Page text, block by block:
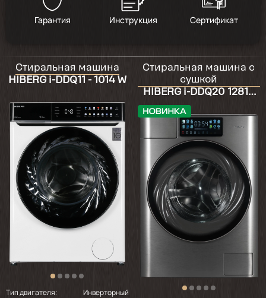
Гарантия Инструкция Сертификат
Стиральная машина
HIBERG i-DDQ11 - 1014 W
Тип двигателя:
Инверторный
Стиральная машина с
сушкой
HIBERG i-DDQ20 12814